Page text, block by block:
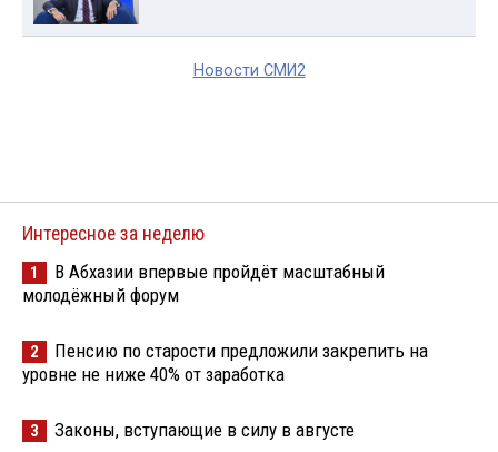
Новости СМИ2
Интересное за неделю
1
В Абхазии впервые пройдёт масштабный
молодёжный форум
2
Пенсию по старости предложили закрепить на
уровне не ниже 40% от заработка
3 Законы, вступающие в силу в августе